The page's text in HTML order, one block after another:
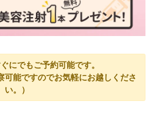
にでもご予約可能です。
可能ですのでお気軽にお越しくださ
い。）